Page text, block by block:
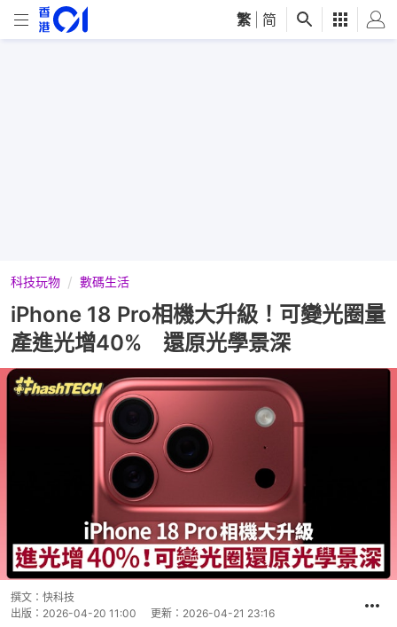
繁 简
科技玩物 數碼生活
iPhone 18 Pro相機大升級！可變光圈量
產進光增40% 還原光學景深
撰文： 快科技
出版： 2026-04-20 11:00 更新： 2026-04-21 23:16